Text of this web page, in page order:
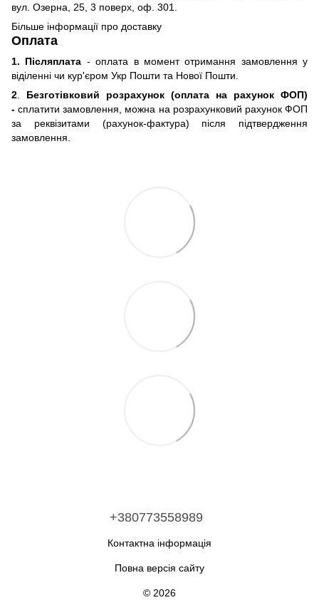
вул. Озерна, 25, 3 поверх, оф. 301.
Більше інформації про доставку
Оплата
1. Післяплата - оплата в момент отримання замовлення у
віділенні чи кур'єром Укр Пошти та Нової Пошти.
2
Безготівковий розрахунок (оплата на рахунок ФОП)
-сплатити замовлення, можна на розрахунковий рахунок ФОП
за реквізитами (рахунок-фактура) після підтвердження
замовлення.
+380773558989
Контактна інформація
Повна версія сайту
© 2026